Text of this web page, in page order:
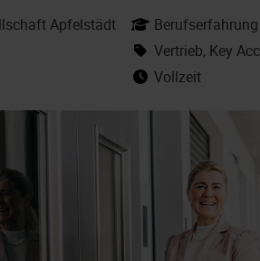
Apfelstädt
Berufserfahrung
Vertrieb, Key
Vollzeit